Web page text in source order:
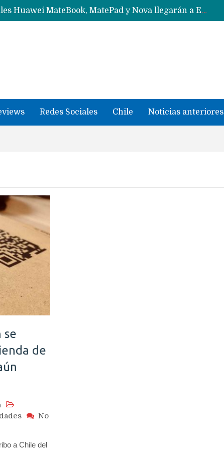
Solo China o Global: Cuáles Huawei MateBook, MatePad y Nova llegarán a Europa y LATAM?
Data Centers de Huawei en Chile, México, Brasil,Perú y Argentina podrían verse afectados por arremetida de EE.UU
Redes Sociales Chile Noticias anteriores
se
de
No
a Chile del